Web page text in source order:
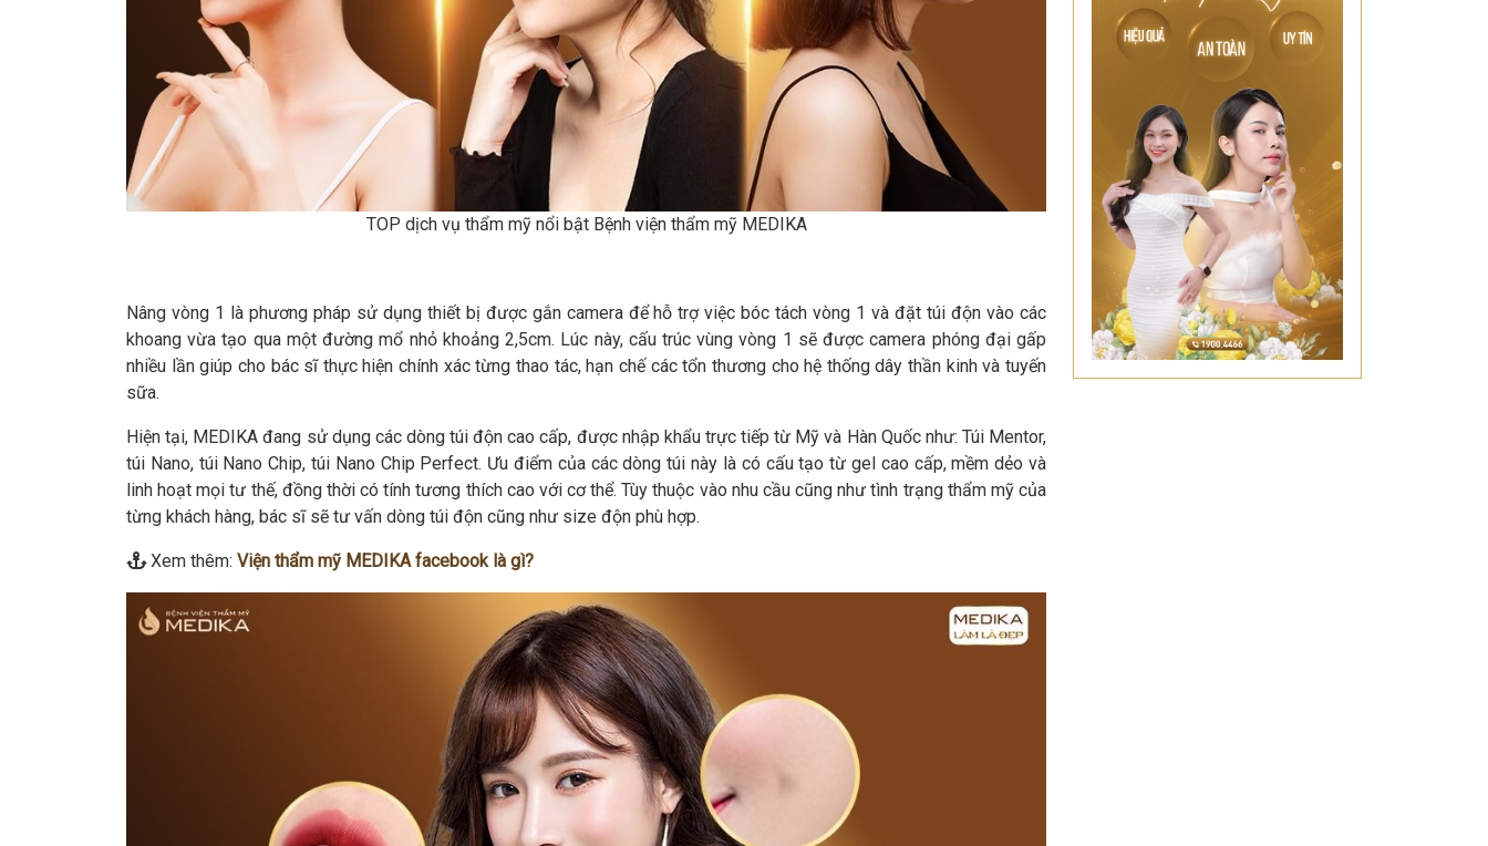
TOP dịch vụ thẩm mỹ nổi bật Bệnh viện thẩm mỹ MEDIKA
Nâng vòng 1 là phương pháp sử dụng thiết bị được gắn camera để hỗ trợ việc bóc tách vòng 1 và đặt túi độn vào các
khoang vừa tạo qua một đường mổ nhỏ khoảng 2,5cm. Lúc này, cấu trúc vùng vòng 1 sẽ được camera phóng đại gấp
nhiều lần giúp cho bác sĩ thực hiện chính xác từng thao tác, hạn chế các tổn thương cho hệ thống dây thần kinh và tuyến
sữa.
Hiện tại, MEDIKA đang sử dụng các dòng túi độn cao cấp, được nhập khẩu trực tiếp từ Mỹ và Hàn Quốc như: Túi Mentor,
túi Nano, túi Nano Chip, túi Nano Chip Perfect. Ưu điểm của các dòng túi này là có cấu tạo từ gel cao cấp, mềm dẻo và
linh hoạt mọi tư thế, đồng thời có tính tương thích cao với cơ thể. Tùy thuộc vào nhu cầu cũng như tình trạng thẩm mỹ của
từng khách hàng, bác sĩ sẽ tư vấn dòng túi độn cũng như size độn phù hợp.
Xem thêm: Viện thẩm mỹ MEDIKA facebook là gì?